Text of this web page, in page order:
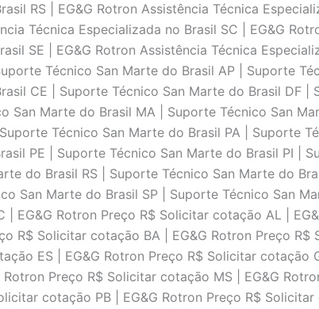
RS | EG&G Rotron Assistência Técnica
Técnica Especializada no Brasil SC | EG&G
SE | EG&G Rotron Assistência Técnica
Técnico San Marte do Brasil AP | Suporte
CE | Suporte Técnico San Marte do Brasil DF |
San Marte do Brasil MA | Suporte Técnico San
Técnico San Marte do Brasil PA | Suporte
PE | Suporte Técnico San Marte do Brasil PI |
do Brasil RS | Suporte Técnico San Marte do
San Marte do Brasil SP | Suporte Técnico San
EG&G Rotron Preço R$ Solicitar cotaçāo AL |
R$ Solicitar cotaçāo BA | EG&G Rotron Preço
ES | EG&G Rotron Preço R$ Solicitar cotaçāo
Preço R$ Solicitar cotaçāo MS | EG&G
cotaçāo PB | EG&G Rotron Preço R$